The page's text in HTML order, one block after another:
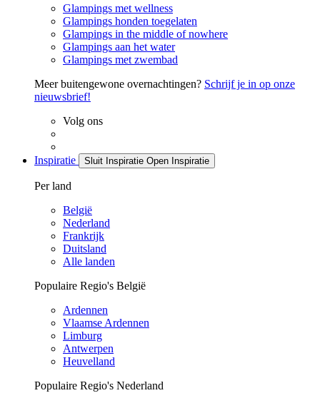
Glampings met wellness
Glampings honden toegelaten
Glampings in the middle of nowhere
Glampings aan het water
Glampings met zwembad
Meer buitengewone overnachtingen? Schrijf je in op onze
nieuwsbrief!
Volg ons
Inspiratie Sluit Inspiratie Open Inspiratie
Per land
België
Nederland
Frankrijk
Duitsland
Alle landen
Populaire Regio's België
Ardennen
Vlaamse Ardennen
Limburg
Antwerpen
Heuvelland
Populaire Regio's Nederland